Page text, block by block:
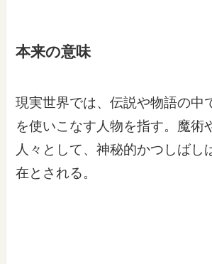
本来の意味
現実世界では、伝説や物語の中
を使いこなす人物を指す。魔術
人々として、神秘的かつしばし
在とされる。